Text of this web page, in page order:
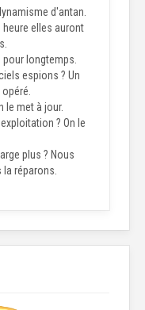
d'antan.
heure elles auront
longtemps.
espions ? Un
le met à jour.
? On le
plus ? Nous
réparons.